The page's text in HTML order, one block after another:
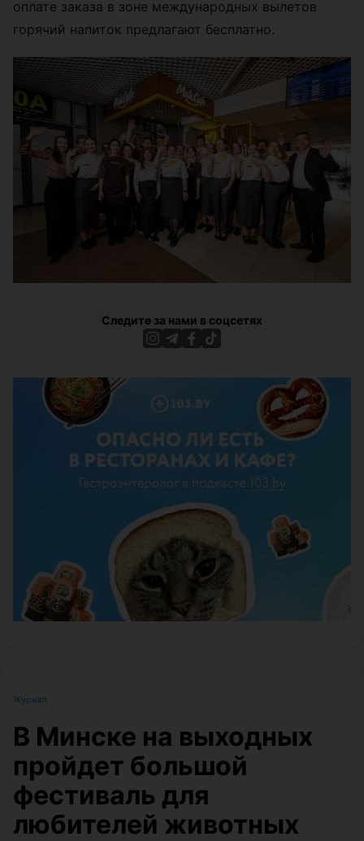
оплате заказа в зоне международных вылетов
горячий напиток предлагают бесплатно.
Следите за нами в соцсетях
Журнал
В Минске на выходных
пройдет большой
фестиваль для
любителей животных